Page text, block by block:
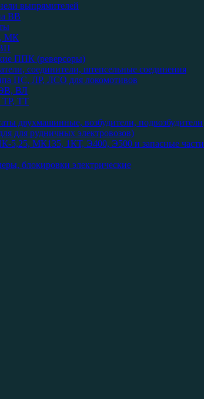
выпрямителей
ВВ
МК
ППК (реверсоры)
соединители, штепсельные соединения
ПС, ЛР, ЛСО для локомотивов
ВЛ
ТТ
двухмашинные, возбудители, подвозбудители
для рудничных электровозов)
МК135, 1КТ, Э400, Э500 и запасные части
блокировки электрические